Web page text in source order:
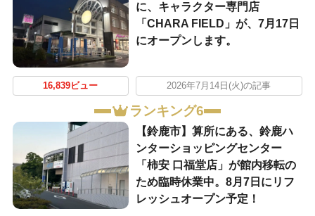
に、キャラクター専門店
「CHARA FIELD」が、7月17日
にオープンします。
16,839ビュー 2026年7月14日(火)の記事
ランキング6
【鈴鹿市】算所にある、鈴鹿ハ
ンターショッピングセンター
「柿安 口福堂店」が館内移転の
ため臨時休業中。8月7日にリフ
レッシュオープン予定！